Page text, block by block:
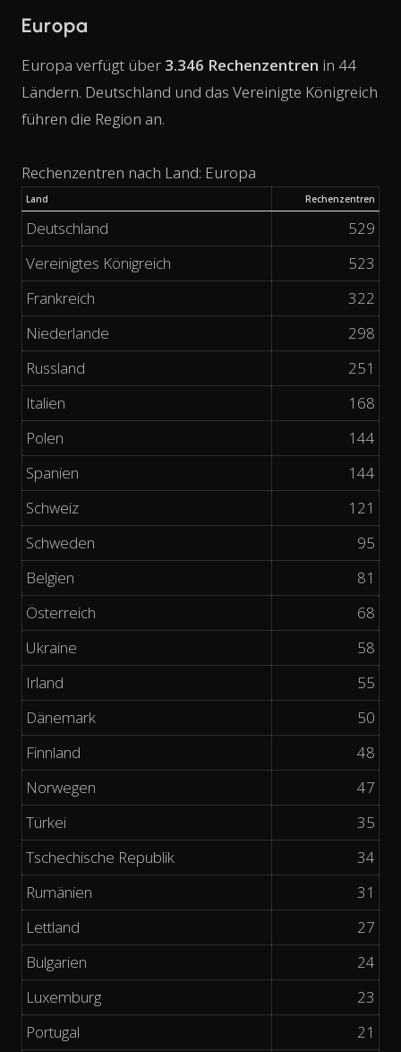
Europa
Europa verfügt über 3.346 Rechenzentren in 44
Ländern. Deutschland und das Vereinigte Königreich
führen die Region an.
Rechenzentren nach Land: Europa
Land Rechenzentren
Deutschland
529
Vereinigtes Königreich
523
Frankreich
322
Niederlande
298
Russland
251
Italien
168
Polen
144
Spanien
144
Schweiz
121
Schweden
95
Belgien
81
Österreich
68
Ukraine
58
Irland
55
Dänemark
50
Finnland
48
Norwegen
47
Türkei
35
Tschechische Republik
34
Rumänien
31
Lettland
27
Bulgarien
24
Luxemburg
23
Portugal
21